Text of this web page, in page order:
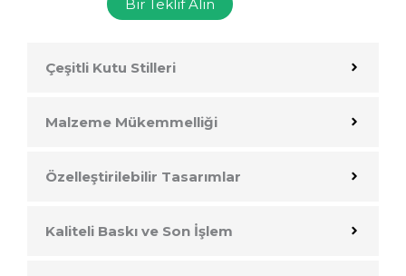
Bir Teklif Alın
Çeşitli Kutu Stilleri
Malzeme Mükemmelliği
Özelleştirilebilir Tasarımlar
Kaliteli Baskı ve Son İşlem